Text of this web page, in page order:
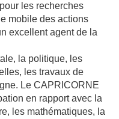
les recherches
mobile des actions
excellent agent de la
la politique, les
les travaux de
Le CAPRICORNE
en rapport avec la
les mathématiques, la